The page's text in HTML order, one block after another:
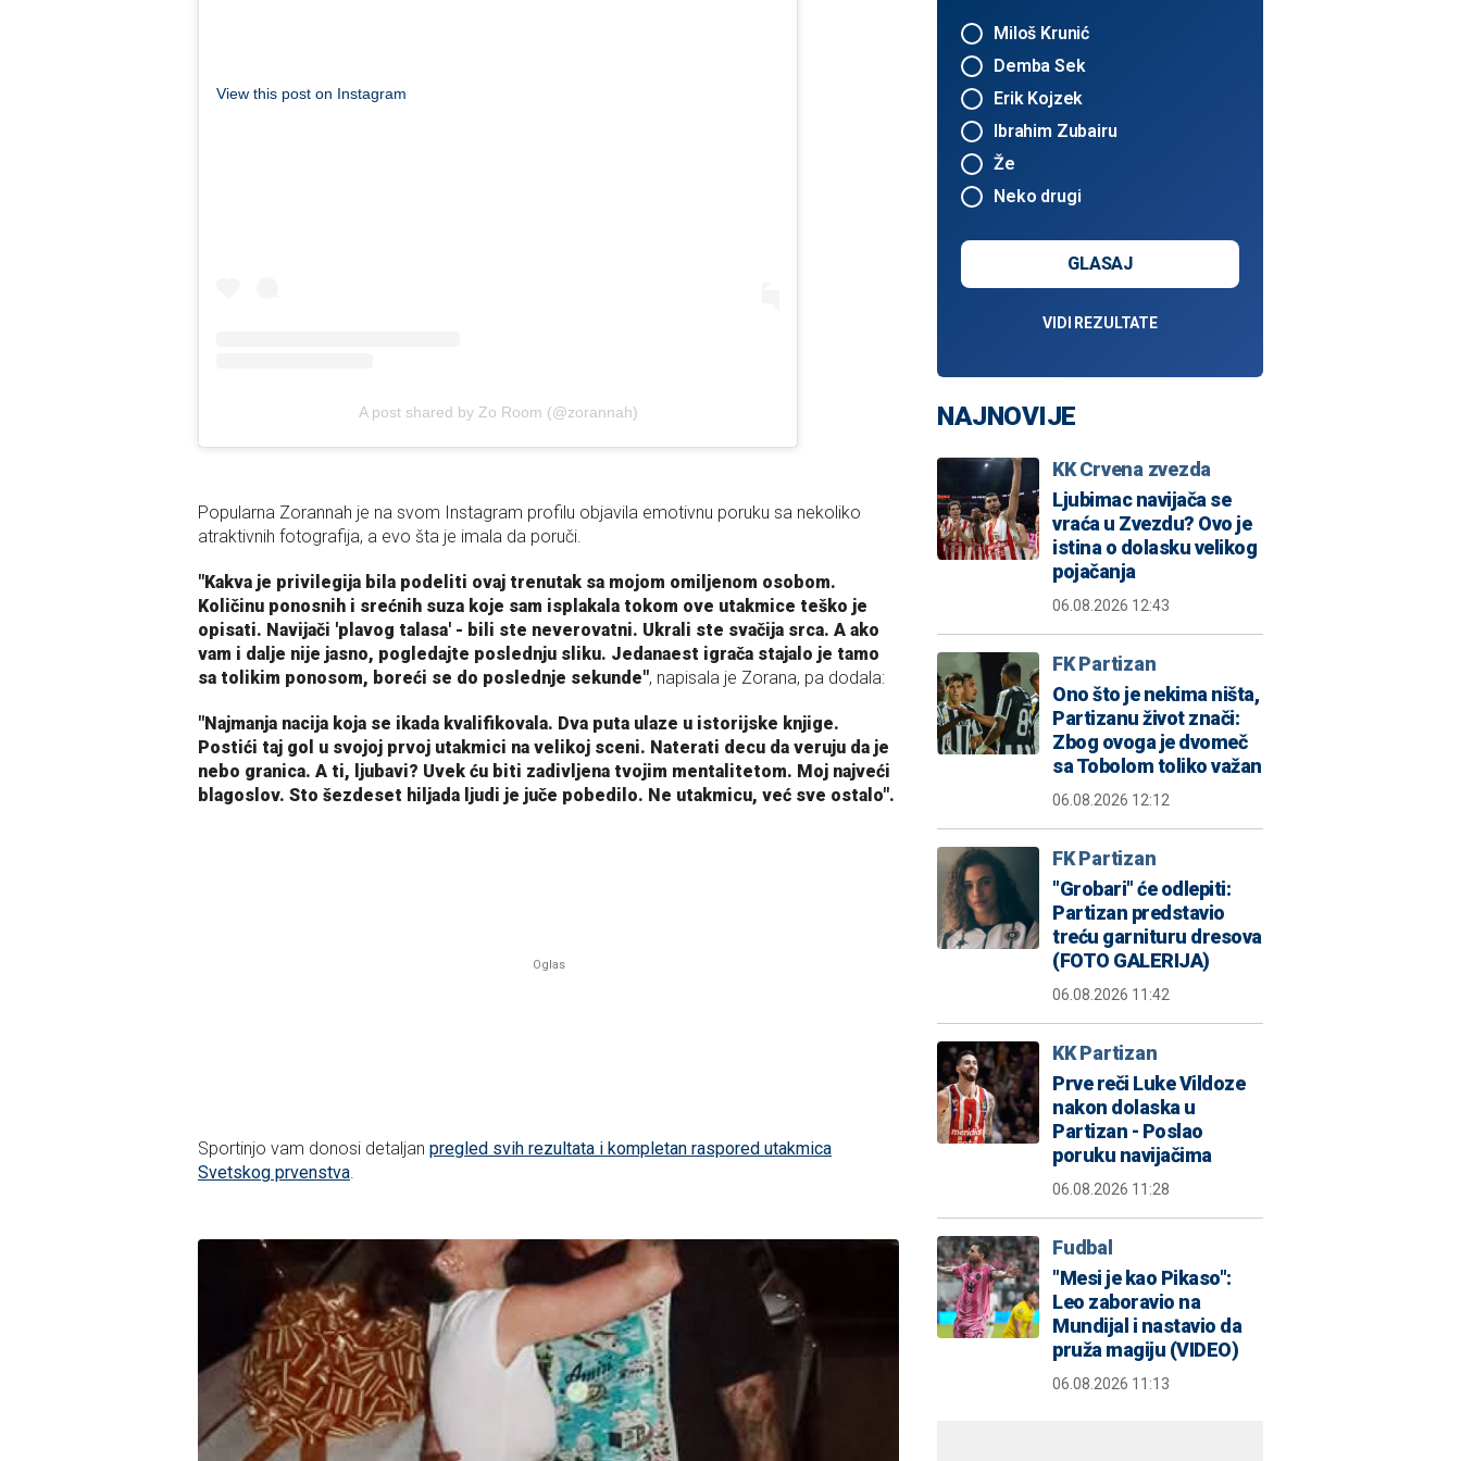
View this post on Instagram
A post shared by Zo Room (@zorannah)
Popularna Zorannah je na svom Instagram profilu objavila emotivnu poruku sa nekoliko
atraktivnih fotografija, a evo šta je imala da poruči.
"Kakva je privilegija bila podeliti ovaj trenutak sa mojom omiljenom osobom.
Količinu ponosnih i srećnih suza koje sam isplakala tokom ove utakmice teško je
opisati. Navijači 'plavog talasa' - bili ste neverovatni. Ukrali ste svačija srca. A ako
vam i dalje nije jasno, pogledajte poslednju sliku. Jedanaest igrača stajalo je tamo
sa tolikim ponosom, boreći se do poslednje sekunde", napisala je Zorana, pa dodala:
"Najmanja nacija koja se ikada kvalifikovala. Dva puta ulaze u istorijske knjige.
Postići taj gol u svojoj prvoj utakmici na velikoj sceni. Naterati decu da veruju da je
nebo granica. A ti, ljubavi? Uvek ću biti zadivljena tvojim mentalitetom. Moj najveći
blagoslov. Sto šezdeset hiljada ljudi je juče pobedilo. Ne utakmicu, već sve ostalo".
Sportinjo vam donosi detaljan pregled svih rezultata i kompletan raspored utakmica
Svetskog prvenstva.
Miloš Krunić
Demba Sek
Erik Kojzek
Ibrahim Zubairu
Že
Neko drugi
GLASAJ
VIDI REZULTATE
NAJNOVIJE
KK Crvena zvezda
Ljubimac navijača se
vraća u Zvezdu? Ovo je
istina o dolasku velikog
pojačanja
06.08.2026 12:43
FK Partizan
Ono što je nekima ništa,
Partizanu život znači:
Zbog ovoga je dvomeč
sa Tobolom toliko važan
06.08.2026 12:12
FK Partizan
"Grobari" će odlepiti:
Partizan predstavio
treću garnituru dresova
(FOTO GALERIJA)
06.08.2026 11:42
KK Partizan
Prve reči Luke Vildoze
nakon dolaska u
Partizan - Poslao
poruku navijačima
06.08.2026 11:28
Fudbal
"Mesi je kao Pikaso":
Leo zaboravio na
Mundijal i nastavio da
pruža magiju (VIDEO)
06.08.2026 11:13